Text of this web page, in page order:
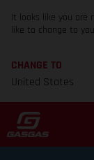
It looks like you are
like to change to
CHANGE TO
United States